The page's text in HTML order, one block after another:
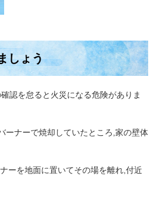
しょう
認を怠ると火災になる危険がありま
ーナーで焼却していたところ,家の壁体
ーを地面に置いてその場を離れ,付近